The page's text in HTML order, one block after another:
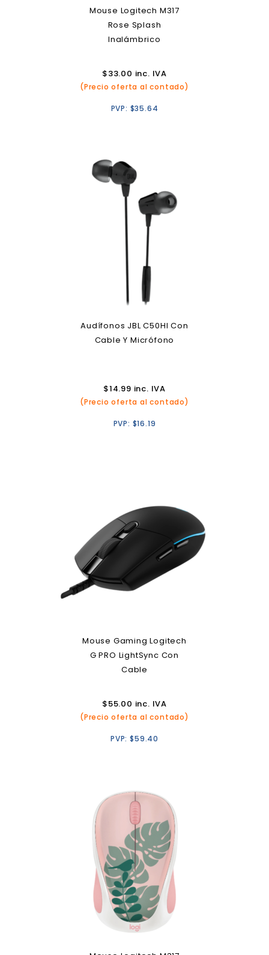
Mouse Logitech M317
Rose Splash
Inalámbrico
$33.00 inc. IVA
(Precio oferta al contado)
PVP: $35.64
Audífonos JBL C50HI Con
Cable Y Micrófono
$14.99 inc. IVA
(Precio oferta al contado)
PVP: $16.19
Mouse Gaming Logitech
G PRO LightSync Con
Cable
$55.00 inc. IVA
(Precio oferta al contado)
PVP:$59.40